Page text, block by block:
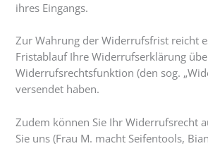
ihres Eingangs.
Zur Wahrung der Widerrufsfrist reicht
Fristablauf Ihre Widerrufserklärung
Widerrufsrechtsfunktion (den sog.
versendet haben.
Zudem können Sie Ihr Widerrufsrecht
Sie uns (Frau M. macht Seifentools,